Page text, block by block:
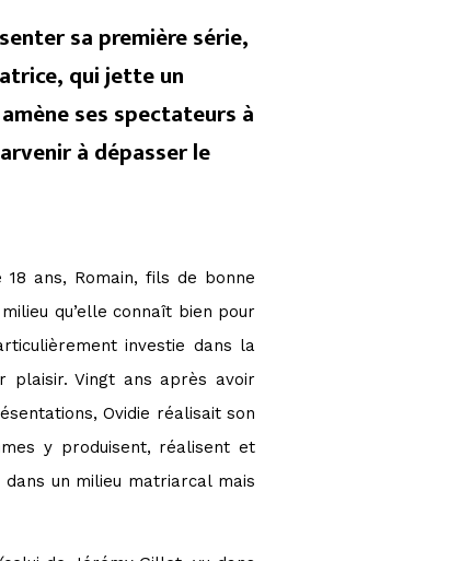
sa première série,
qui jette un
ses spectateurs à
à dépasser le
ans, Romain, fils de bonne
qu’elle connaît bien pour
investie dans la
plaisir. Vingt ans après avoir
Ovidie réalisait son
y produisent, réalisent et
un milieu matriarcal mais